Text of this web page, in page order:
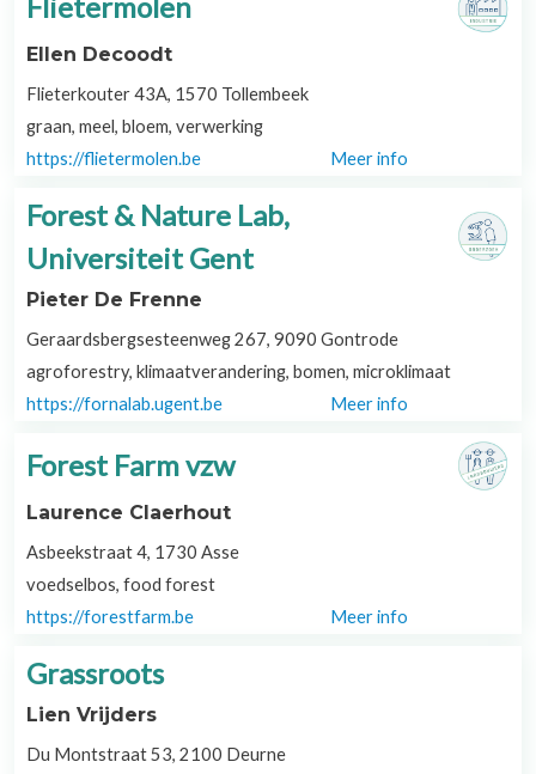
Ellen Decoodt
Flieterkouter 43A, 1570 Tollembeek
graan, meel, bloem, verwerking
https://flietermolen.be
Meer info
Forest & Nature Lab,
Universiteit Gent
Pieter De Frenne
Geraardsbergsesteenweg 267, 9090 Gontrode
agroforestry, klimaatverandering, bomen, microklimaat
https://fornalab.ugent.be
Meer info
Forest Farm vzw
Laurence Claerhout
Asbeekstraat 4, 1730 Asse
voedselbos, food forest
https://forestfarm.be
Meer info
Grassroots
Lien Vrijders
Du Montstraat 53, 2100 Deurne